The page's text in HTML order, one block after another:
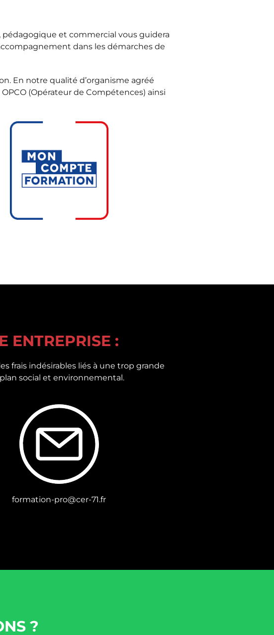
et commercial vous guidera
dans les démarches de
En notre qualité d’organisme agréé
(Opérateur de Compétences) ainsi
ENTREPRISE :
frais indésirables liés à une trop grande
social et environnemental.
formation-pro@cer-71.fr
?